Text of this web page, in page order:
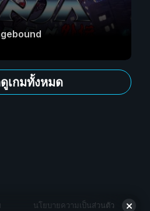
ดูเกมทั้งหมด
นโยบายความเป็นส่วนตัว